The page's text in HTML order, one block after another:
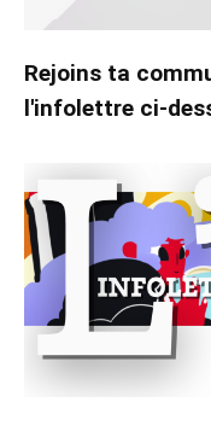
Rejoins ta
l'infolettre ci-